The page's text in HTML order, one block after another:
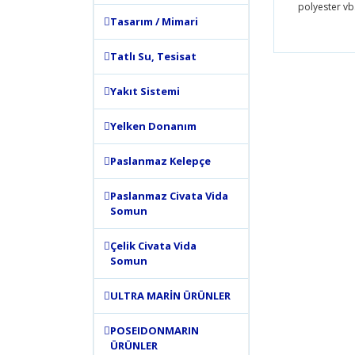
Tasarım / Mimari
Tatlı Su, Tesisat
Yakıt Sistemi
Yelken Donanım
Paslanmaz Kelepçe
Paslanmaz Civata Vida
Somun
Çelik Civata Vida
Somun
ULTRA MARİN ÜRÜNLER
POSEIDONMARIN
ÜRÜNLER
polyester